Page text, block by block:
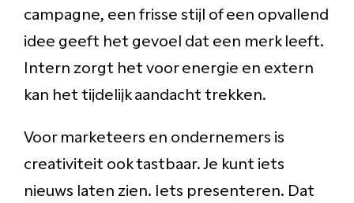
campagne, een frisse stijl of een opvallend
idee geeft het gevoel dat een merk leeft.
Intern zorgt het voor energie en extern
kan het tijdelijk aandacht trekken.
Voor marketeers en ondernemers is
creativiteit ook tastbaar. Je kunt iets
nieuws laten zien. Iets presenteren. Dat